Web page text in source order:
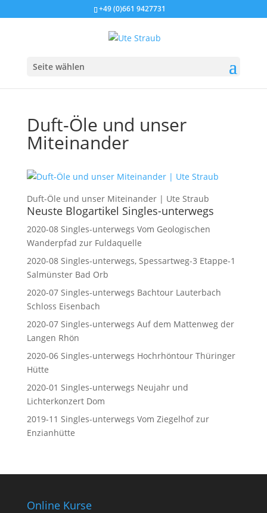
+49 (0)661 9427731
Seite wählen
Duft-Öle und unser
Miteinander
Duft-Öle und unser Miteinander | Ute Straub
Neuste Blogartikel Singles-unterwegs
2020-08 Singles-unterwegs Vom Geologischen
Wanderpfad zur Fuldaquelle
2020-08 Singles-unterwegs, Spessartweg-3 Etappe-1
Salmünster Bad Orb
2020-07 Singles-unterwegs Bachtour Lauterbach
Schloss Eisenbach
2020-07 Singles-unterwegs Auf dem Mattenweg der
Langen Rhön
2020-06 Singles-unterwegs Hochrhöntour Thüringer
Hütte
2020-01 Singles-unterwegs Neujahr und
Lichterkonzert Dom
2019-11 Singles-unterwegs Vom Ziegelhof zur
Enzianhütte
Online Kurse